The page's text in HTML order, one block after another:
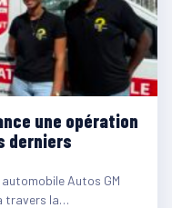
une opération
derniers
Autos GM
travers la…